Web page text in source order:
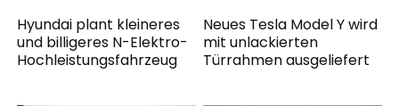
Hyundai plant kleineres
und billigeres N-Elektro-
Hochleistungsfahrzeug
Neues Tesla Model Y wird
mit unlackierten
Türrahmen ausgeliefert